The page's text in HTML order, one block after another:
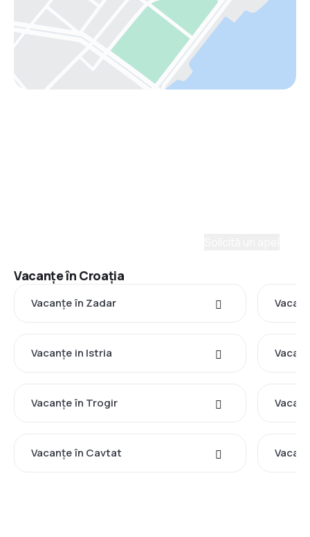
Vacanţe în Croaţia
Vacanţe în Zadar
Vacanţe in Istria
Vacanţe în Trogir
Vacanţe în Cavtat